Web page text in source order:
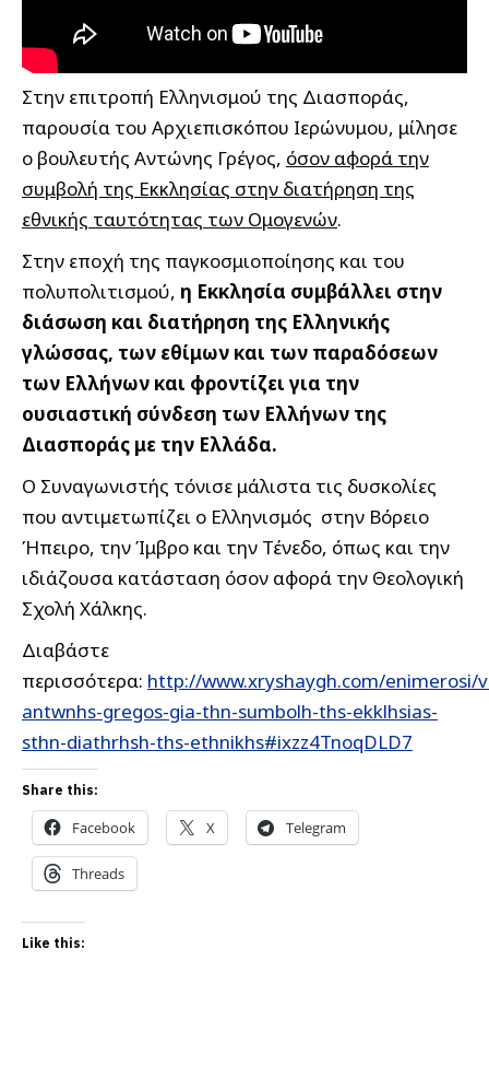
Στην επιτροπή Ελληνισμού της Διασποράς,
παρουσία του Αρχιεπισκόπου Ιερώνυμου, μίλησε
ο βουλευτής Αντώνης Γρέγος, όσον αφορά την
συμβολή της Εκκλησίας στην διατήρηση της
εθνικής ταυτότητας των Ομογενών.
Στην εποχή της παγκοσμιοποίησης και του
πολυπολιτισμού, η Εκκλησία συμβάλλει στην
διάσωση και διατήρηση της Ελληνικής
γλώσσας, των εθίμων και των παραδόσεων
των Ελλήνων και φροντίζει για την
ουσιαστική σύνδεση των Ελλήνων της
Διασποράς με την Ελλάδα.
Ο Συναγωνιστής τόνισε μάλιστα τις δυσκολίες
που αντιμετωπίζει ο Ελληνισμός στην Βόρειο
Ήπειρο, την Ίμβρο και την Τένεδο, όπως και την
ιδιάζουσα κατάσταση όσον αφορά την Θεολογική
Σχολή Χάλκης.
Διαβάστε
περισσότερα: http://www.xryshaygh.com/enimerosi/
antwnhs-gregos-gia-thn-sumbolh-ths-ekklhsias-
sthn-diathrhsh-ths-ethnikhs#ixzz4TnoqDLD7
Share this:
Facebook X Telegram
Threads
Like this: